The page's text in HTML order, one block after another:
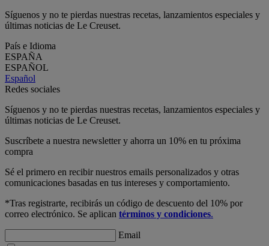
Síguenos y no te pierdas nuestras recetas, lanzamientos especiales y
últimas noticias de Le Creuset.
País e Idioma
ESPAÑA
ESPAÑOL
Español
Redes sociales
Síguenos y no te pierdas nuestras recetas, lanzamientos especiales y
últimas noticias de Le Creuset.
Suscríbete a nuestra newsletter y ahorra un 10% en tu próxima
compra
Sé el primero en recibir nuestros emails personalizados y otras
comunicaciones basadas en tus intereses y comportamiento.
*Tras registrarte, recibirás un código de descuento del 10% por
correo electrónico. Se aplican términos y condiciones.
Email